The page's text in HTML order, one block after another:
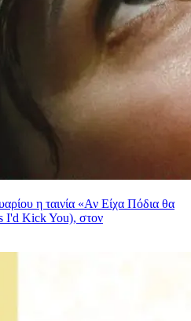
η ταινία «Αν Είχα Πόδια θα
I'd Kick You), στον